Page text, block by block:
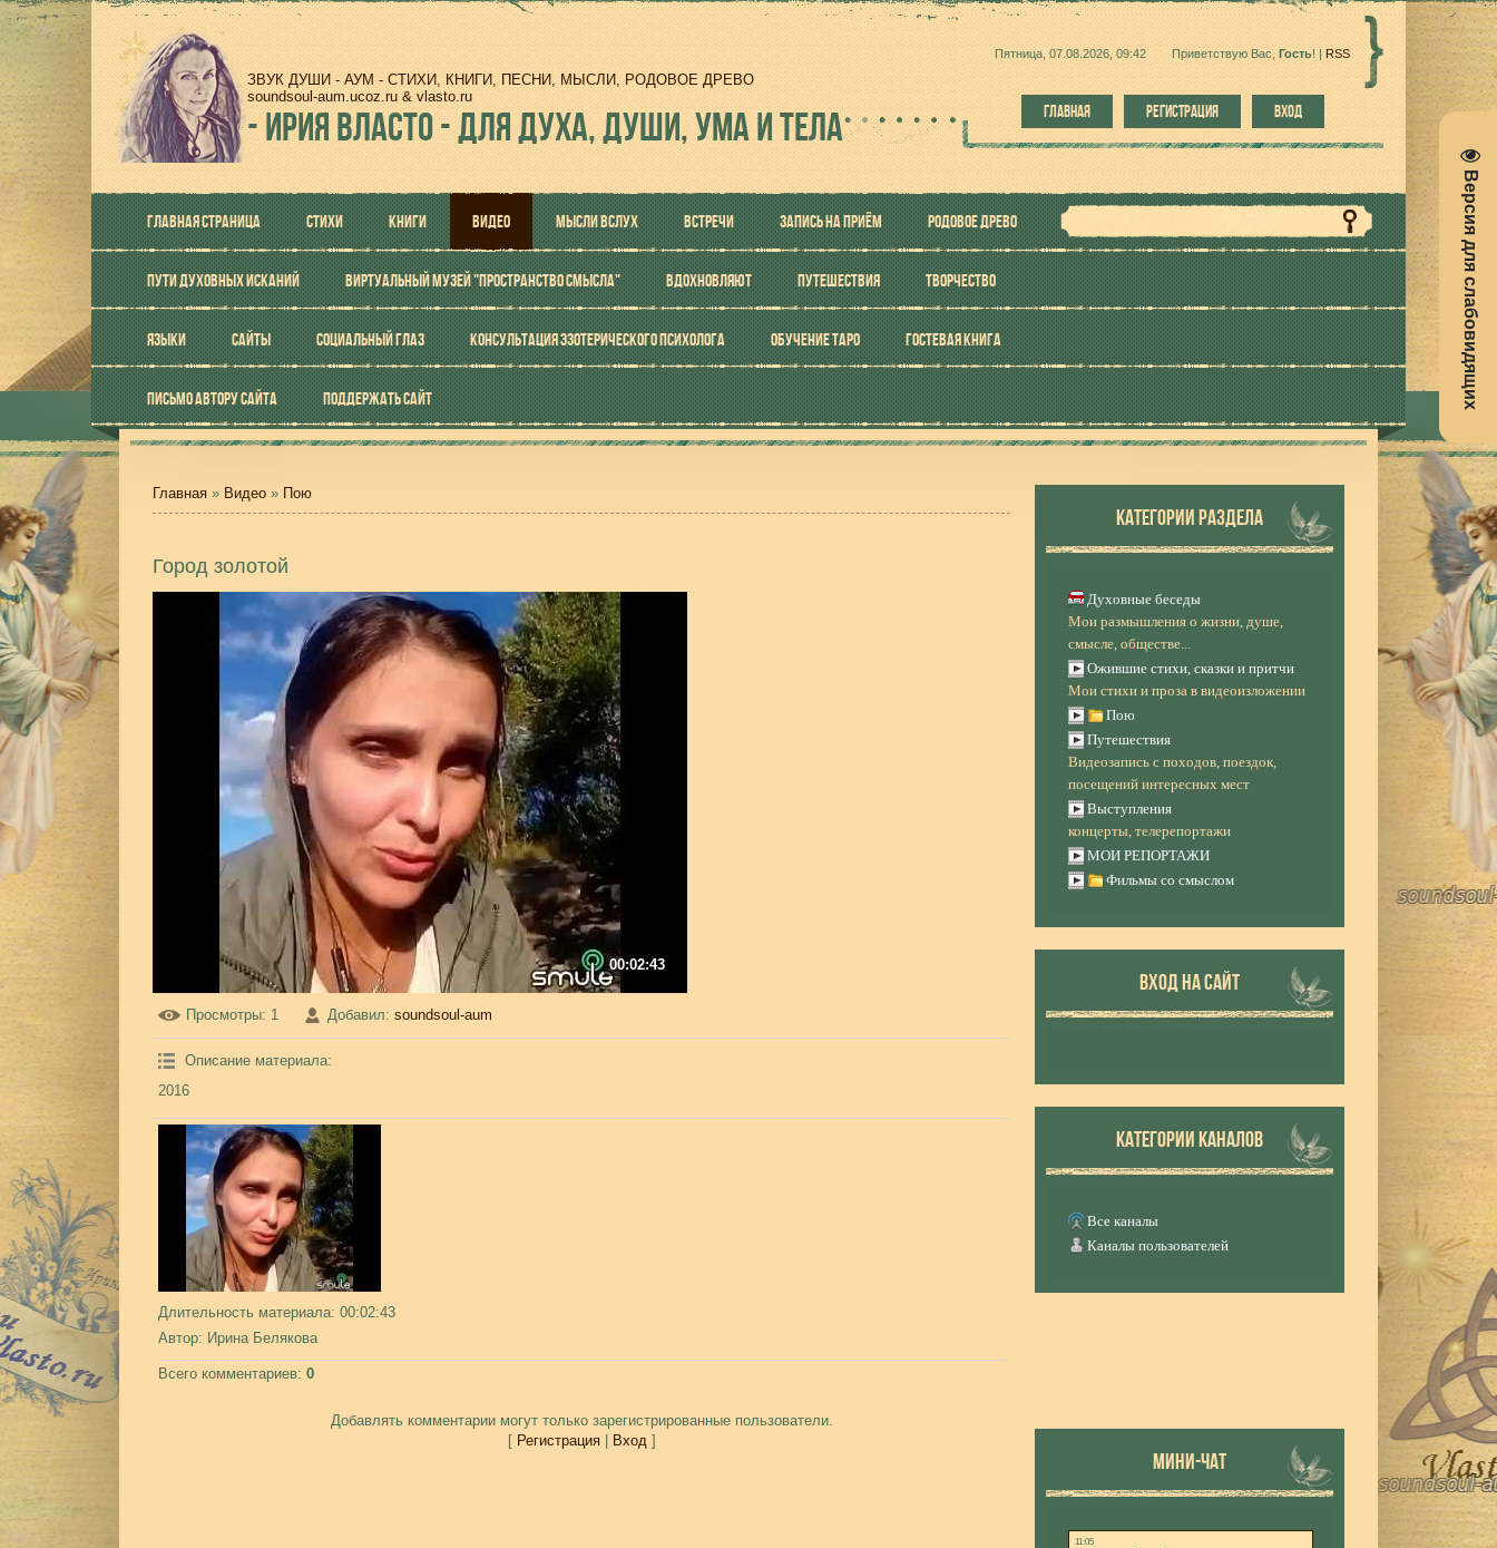
Версия для слабовидящих
ЗВУК ДУШИ - АУМ - СТИХИ, КНИГИ, ПЕСНИ, МЫСЛИ, РОДОВОЕ ДРЕВО
soundsoul-aum.ucoz.ru & vlasto.ru
-ИРИЯ ВЛАСТО - ДЛЯ ДУХА, ДУШИ, УМА И ТЕЛА
Пятница, 07.08.2026, 09:42 Приветствую Вас Гость! | RSS
ГЛАВНАЯ РЕГИСТРАЦИЯ ВХОД
ГЛАВНАЯ СТРАНИЦА СТИХИ КНИГИ ВИДЕО МЫСЛИ ВСЛУХ ВСТРЕЧИ ЗАПИСЬ НА ПРИЁМ РОДОВОЕ ДРЕВО
ПУТИ ДУХОВНЫХ ИСКАНИЙ ВИРТУАЛЬНЫЙ МУЗЕЙ "ПРОСТРАНСТВО СМЫСЛА" ВДОХНОВЛЯЮТ ПУТЕШЕСТВИЯ ТВОРЧЕСТВО
ЯЗЫКИ САЙТЫ СОЦИАЛЬНЫЙ ГЛАЗ КОНСУЛЬТАЦИЯ ЭЗОТЕРИЧЕСКОГО ПСИХОЛОГА ОБУЧЕНИЕ ТАРО ГОСТЕВАЯ КНИГА
ПИСЬМО АВТОРУ САЙТА ПОДДЕРЖАТЬ САЙТ
Главная » Видео » Пою
Город золотой
00:02:43
Просмотры: 1 Добавил: soundsoul-aum
Описание материала:
2016
Длительность материала: 00:02:43
Автор: Ирина Белякова
Всего комментариев: 0
Добавлять комментарии могут только зарегистрированные пользователи.
[ Регистрация| Вход]
КАТЕГОРИИ РАЗДЕЛА
Духовные беседы
Мои размышления о жизни, душе,
смысле, обществе...
Ожившие стихи, сказки и притчи
Мои стихи и проза в видеоизложении
Пою
Путешествия
Видеозапись с походов, поездок,
посещений интересных мест
Выступления
концерты, телерепортажи
МОИ РЕПОРТАЖИ
Фильмы со смыслом
ВХОД НА САЙТ
КАТЕГОРИИ КАНАЛОВ
Все каналы
Каналы пользователей
МИНИ-ЧАТ